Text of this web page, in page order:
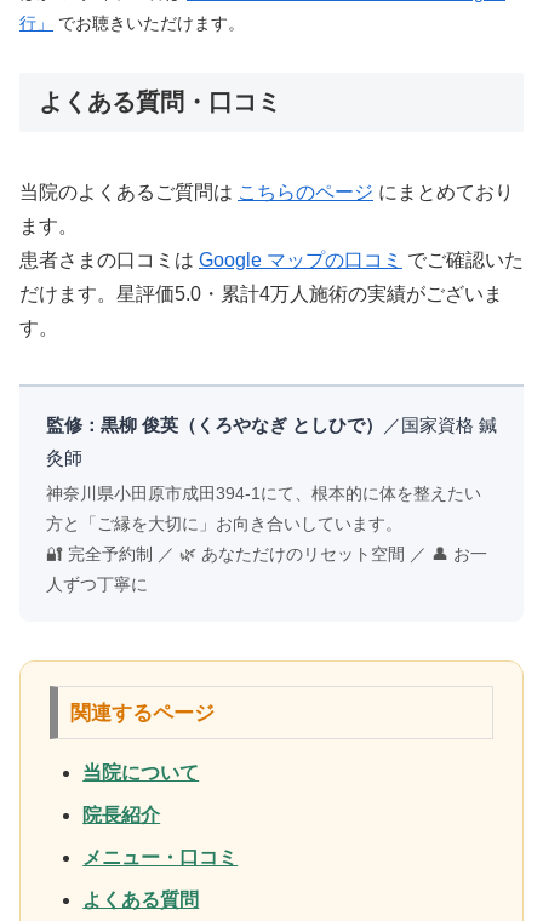
行」
でお聴きいただけます。
よくある質問・口コミ
当院のよくあるご質問は こちらのページ にまとめており
ます。
患者さまの口コミは Google マップの口コミ でご確認いた
だけます。星評価5.0・累計4万人施術の実績がございま
す。
監修：黒柳 俊英（くろやなぎ としひで）
／国家資格 鍼
灸師
神奈川県小田原市成田394-1にて、根本的に体を整えたい
方と「ご縁を大切に」お向き合いしています。
🔐 完全予約制 ／ 🌿 あなただけのリセット空間 ／ 👤 お一
人ずつ丁寧に
関連するページ
当院について
院長紹介
メニュー・口コミ
よくある質問